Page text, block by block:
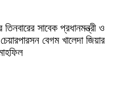
সাবেক প্রধানমন্ত্রী ও
বেগম খালেদা জিয়ার